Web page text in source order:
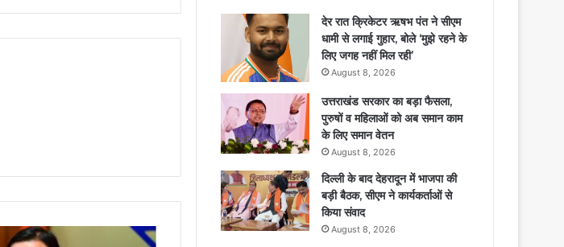
देर रात क्रिकेटर ऋषभ पंत ने सीएम
धामी से लगाई गुहार, बोले ‘मुझे रहने के
लिए जगह नहीं मिल रही’
August 8, 2026
उत्तराखंड सरकार का बड़ा फैसला,
पुरुषों व महिलाओं को अब समान काम
के लिए समान वेतन
August 8, 2026
दिल्ली के बाद देहरादून में भाजपा की
बड़ी बैठक, सीएम ने कार्यकर्ताओं से
किया संवाद
August 8, 2026